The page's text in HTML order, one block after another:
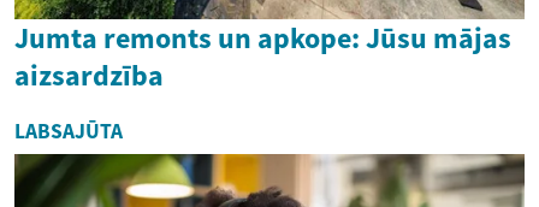
Jumta remonts un apkope: Jūsu mājas
aizsardzība
LABSAJŪTA